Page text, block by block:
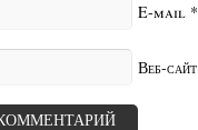
E-mail *
Веб-сайт